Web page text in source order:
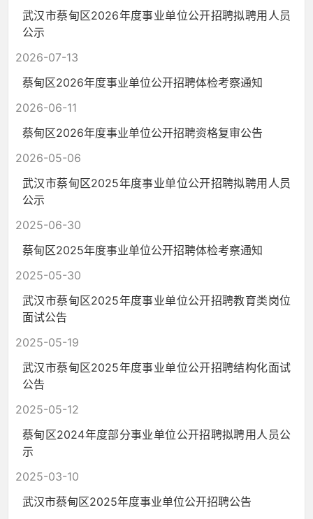
武汉市蔡甸区2026年度事业单位公开招聘拟聘用人员
公示
2026-07-13
蔡甸区2026年度事业单位公开招聘体检考察通知
2026-06-11
蔡甸区2026年度事业单位公开招聘资格复审公告
2026-05-06
武汉市蔡甸区2025年度事业单位公开招聘拟聘用人员
公示
2025-06-30
蔡甸区2025年度事业单位公开招聘体检考察通知
2025-05-30
武汉市蔡甸区2025年度事业单位公开招聘教育类岗位
面试公告
2025-05-19
武汉市蔡甸区2025年度事业单位公开招聘结构化面试
公告
2025-05-12
蔡甸区2024年度部分事业单位公开招聘拟聘用人员公
示
2025-03-10
武汉市蔡甸区2025年度事业单位公开招聘公告